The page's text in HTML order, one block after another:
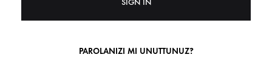
SIGN IN
PAROLANIZI MI UNUTTUNUZ?